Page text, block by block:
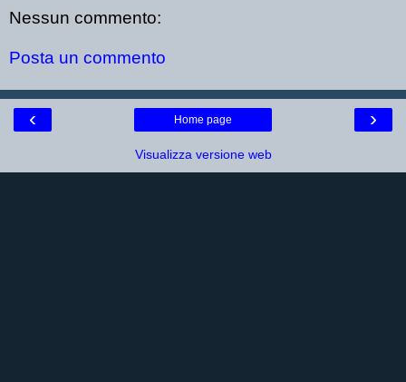
Nessun commento:
Posta un commento
‹ ›
Home page
Visualizza versione web